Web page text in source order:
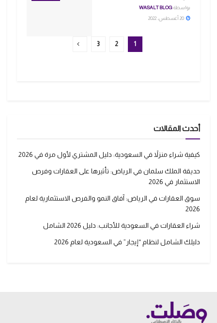
بواسطةWASALT BLOG
1
2
3
أحدث المقالات
كيفية شراء منزلاً في السعودية: دليل المشتري لأول مرة في 2026
حديقة الملك سلمان في الرياض: تأثيرها على العقارات وفرص
الاستثمار في 2026
سوق العقارات في الرياض: آفاق النمو والفرص الاستثمارية لعام
2026
شراء العقارات في السعودية للأجانب: دليل 2026 الشامل
دليلك الشامل لنظام “إيجار” في السعودية لعام 2026